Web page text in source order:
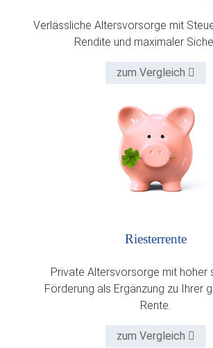
Verlässliche Altersvorsorge mit
Rendite und maximaler
zum Vergleich
Riesterrente
Private Altersvorsorge mit hoher
Förderung als Ergänzung zu Ihrer
Rente.
zum Vergleich